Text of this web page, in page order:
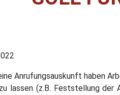
Anrufungsauskunft haben
lassen (z.B. Feststellung der